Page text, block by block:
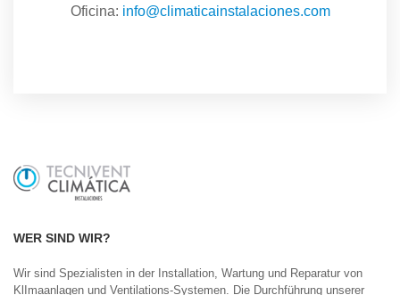
Oficina: info@climaticainstalaciones.com
WER SIND WIR?
Wir sind Spezialisten in der Installation, Wartung und Reparatur von
KlImaanlagen und Ventilations-Systemen. Die Durchführung unserer